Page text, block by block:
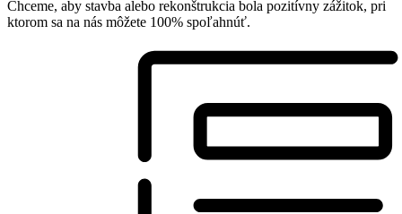
Chceme, aby stavba alebo rekonštrukcia bola pozitívny zážitok, pri
ktorom sa na nás môžete 100% spoľahnúť.